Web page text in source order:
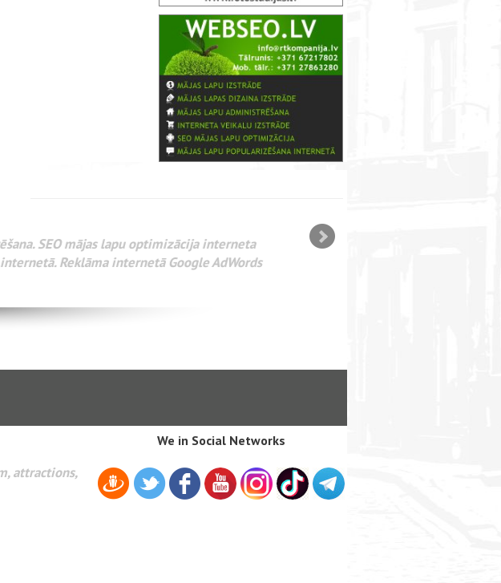
веб-сайтов. SEO оптимизация сайта для
веб-сайтов. Реклама в интернете Google
attractions,
We in Social Networks